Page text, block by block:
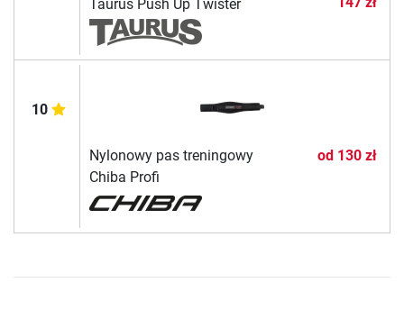
Taurus Push Up Twister
10
Nylonowy pas treningowy
Chiba Profi
od 130 zł